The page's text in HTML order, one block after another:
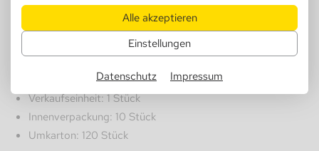
Alle akzeptieren
Einstellungen
Datenschutz Impressum
Angelo Feinschnittbeutel Leder
Schwarz + Kautschuk, 16x9,5cm
Verkaufseinheit: 1 Stück
Innenverpackung: 10 Stück
Umkarton: 120 Stück